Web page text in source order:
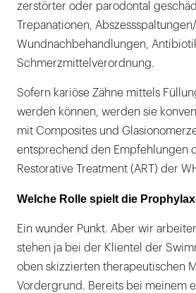
zerstörter oder parodontal
Trepanationen,
Wundnachbehandlungen,
Schmerzmittelverordnung.
Sofern kariöse Zähne mittels
werden können, werden sie
mit Composites und
entsprechend den Empfehlungen
Restorative Treatment (ART) der
Welche Rolle spielt die
Ein wunder Punkt. Aber wir
stehen ja bei der Klientel der
oben skizzierten therapeutischen
Vordergrund. Bereits bei meinem